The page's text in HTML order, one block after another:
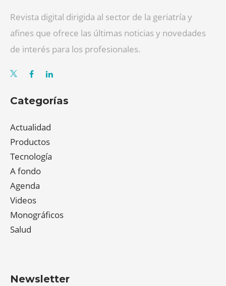
Revista digital dirigida al sector de la geriatría y
afines que ofrece las últimas noticias y novedades
de interés para los profesionales.
Categorías
Actualidad
Productos
Tecnología
A fondo
Agenda
Videos
Monográficos
Salud
Newsletter